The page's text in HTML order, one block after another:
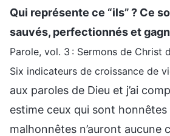
Qui représente ce “ils” ? Ce
sauvés, perfectionnés et
Parole, vol. 3 : Sermons de Christ
Six indicateurs de croissance de
aux paroles de Dieu et j’ai
estime ceux qui sont honnêtes
malhonnêtes n’auront aucune